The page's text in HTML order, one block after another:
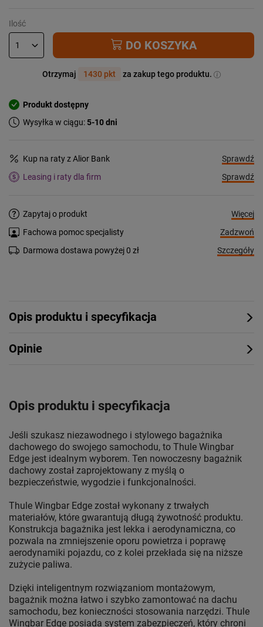
Ilość
DO KOSZYKA
Otrzymaj 1430 pkt za zakup tego produktu.
Produkt dostępny
Wysyłka w ciągu:5-10 dni
Kup na raty z Alior Bank
Sprawdź
Leasing i raty dla firm
Sprawdź
Zapytaj o produkt
Więcej
Fachowa pomoc specjalisty
Zadzwoń
Darmowa dostawa powyżej 0 zł
Szczegóły
Opis produktu i specyfikacja
Opinie
Opis produktu i specyfikacja
Jeśli szukasz niezawodnego i stylowego bagażnika
dachowego do swojego samochodu, to Thule Wingbar
Edge jest idealnym wyborem. Ten nowoczesny bagażnik
dachowy został zaprojektowany z myślą o
bezpieczeństwie, wygodzie i funkcjonalności.
Thule Wingbar Edge został wykonany z trwałych
materiałów, które gwarantują długą żywotność produktu.
Konstrukcja bagażnika jest lekka i aerodynamiczna, co
pozwala na zmniejszenie oporu powietrza i poprawę
aerodynamiki pojazdu, co z kolei przekłada się na niższe
zużycie paliwa.
Dzięki inteligentnym rozwiązaniom montażowym,
bagażnik można łatwo i szybko zamontować na dachu
samochodu, bez konieczności stosowania narzędzi. Thule
Wingbar Edge posiada system zabezpieczeń, który chroni